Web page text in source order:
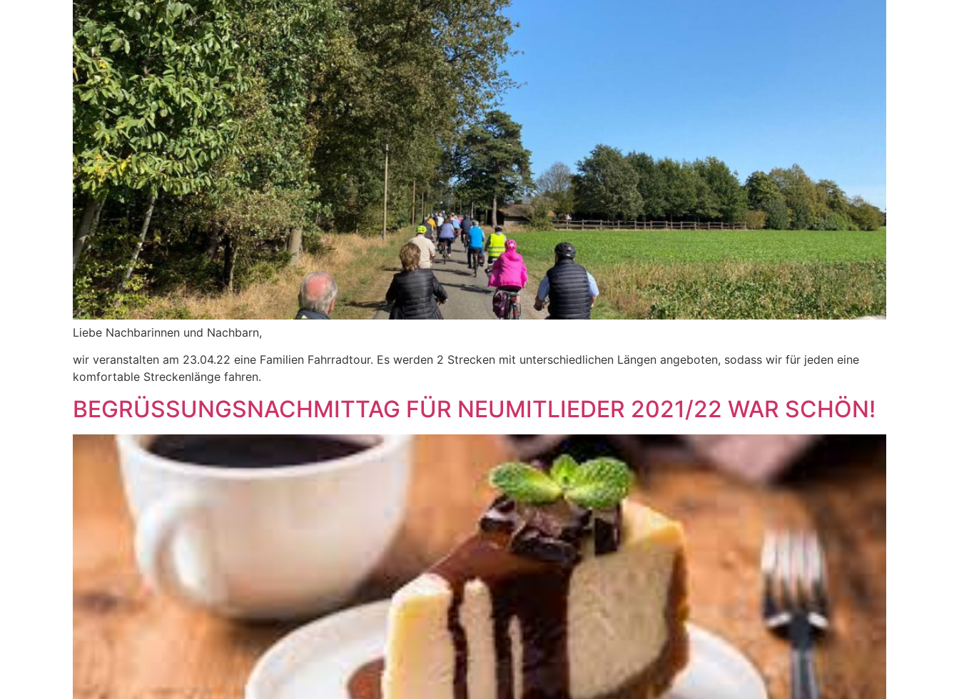
Liebe Nachbarinnen und Nachbarn,
wir veranstalten am 23.04.22 eine Familien Fahrradtour. Es werden 2 Strecken mit unterschiedlichen Längen angeboten, sodass wir für jeden eine
komfortable Streckenlänge fahren.
BEGRÜSSUNGSNACHMITTAG FÜR NEUMITLIEDER 2021/22 WAR SCHÖN!